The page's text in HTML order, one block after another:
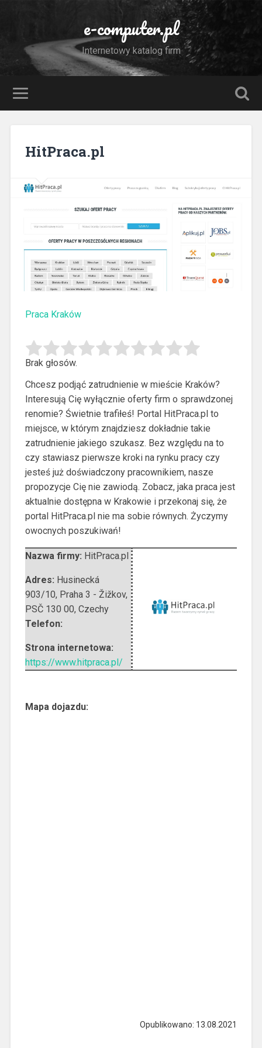
e-computer.pl
Internetowy katalog firm
HitPraca.pl
Praca Kraków
Brak głosów.
Chcesz podjąć zatrudnienie w mieście Kraków?
Interesują Cię wyłącznie oferty firm o sprawdzonej
renomie? Świetnie trafiłeś! Portal HitPraca.pl to
miejsce, w którym znajdziesz dokładnie takie
zatrudnienie jakiego szukasz. Bez względu na to
czy stawiasz pierwsze kroki na rynku pracy czy
jesteś już doświadczony pracownikiem, nasze
propozycje Cię nie zawiodą. Zobacz, jaka praca jest
aktualnie dostępna w Krakowie i przekonaj się, że
portal HitPraca.pl nie ma sobie równych. Życzymy
owocnych poszukiwań!
Nazwa firmy: HitPraca.pl
Adres: Husinecká
903/10, Praha 3 - Žižkov,
PSČ 130 00, Czechy
Telefon:
Strona internetowa:
https://www.hitpraca.pl/
Mapa dojazdu:
Opublikowano: 13.08.2021